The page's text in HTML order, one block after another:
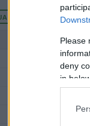
Please
deny
in
TABELA